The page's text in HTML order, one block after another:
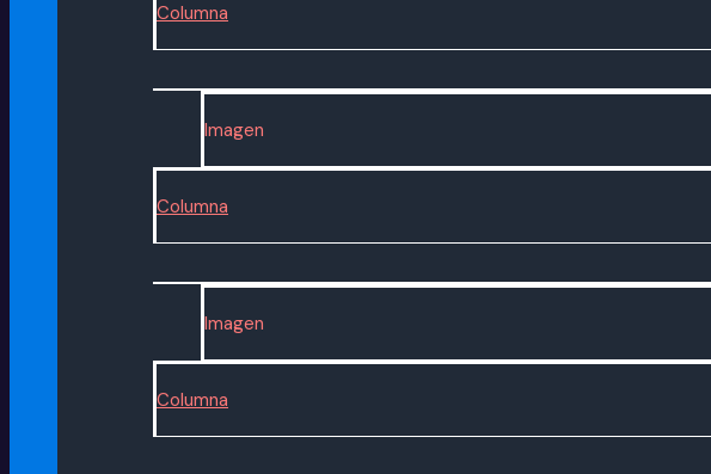
Columna
Imagen
Columna
Imagen
Columna